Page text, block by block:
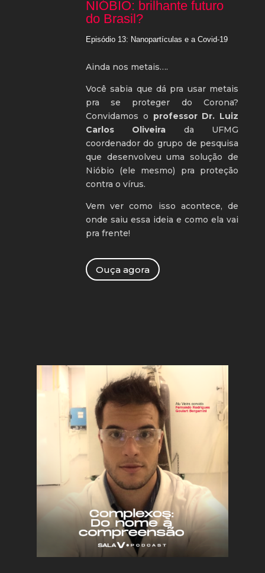
NIÓBIO: brilhante futuro
do Brasil?
Episódio 13: Nanopartículas e a Covid-19
Ainda nos metais….
Você sabia que dá pra usar metais
pra se proteger do Corona?
Convidamos o professor Dr. Luiz
Carlos Oliveira da UFMG
coordenador do grupo de pesquisa
que desenvolveu uma solução de
Nióbio (ele mesmo) pra proteção
contra o vírus.
Vem ver como isso acontece, de
onde saiu essa ideia e como ela vai
pra frente!
Ouça agora